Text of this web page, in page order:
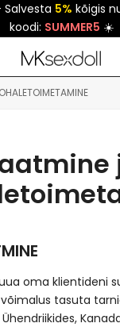
5% kõigis
koodi: SUMMER5 ☀️
oma klientideni
tasuta